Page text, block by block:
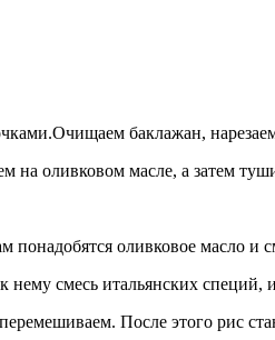
баклажан,
на оливковом масле, а затем
понадобятся оливковое масло и
нему смесь итальянских специй,
После этого рис